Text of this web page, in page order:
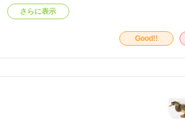
さらに表示
Good!!